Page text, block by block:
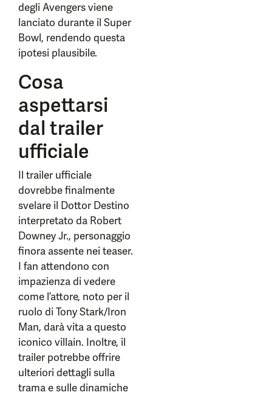
degli Avengers viene
lanciato durante il Super
Bowl, rendendo questa
ipotesi plausibile.
Cosa
aspettarsi
dal trailer
ufficiale
Il trailer ufficiale
dovrebbe finalmente
svelare il Dottor Destino
interpretato da Robert
Downey Jr., personaggio
finora assente nei teaser.
I fan attendono con
impazienza di vedere
come l’attore, noto per il
ruolo di Tony Stark/Iron
Man, darà vita a questo
iconico villain. Inoltre, il
trailer potrebbe offrire
ulteriori dettagli sulla
trama e sulle dinamiche